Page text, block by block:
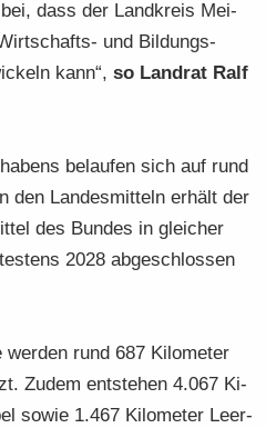
dass der Land­kreis Mei­
und Bil­dungs­
kann“, so Land­rat Ralf
be­lau­fen sich auf rund
den Lan­des­mit­teln er­hält der
des Bun­des in glei­cher
2028 ab­ge­schlos­sen
wer­den rund 687 Ki­lo­me­ter
Zudem ent­ste­hen 4.067 Ki­
sowie 1.467 Ki­lo­me­ter Leer­